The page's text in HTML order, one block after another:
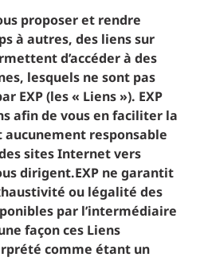
proposer et rendre
à autres, des liens sur
d’accéder à des
lesquels ne sont pas
EXP (les « Liens »). EXP
afin de vous en faciliter la
aucunement responsable
sites Internet vers
dirigent.EXP ne garantit
ou légalité des
par l’intermédiaire
façon ces Liens
comme étant un